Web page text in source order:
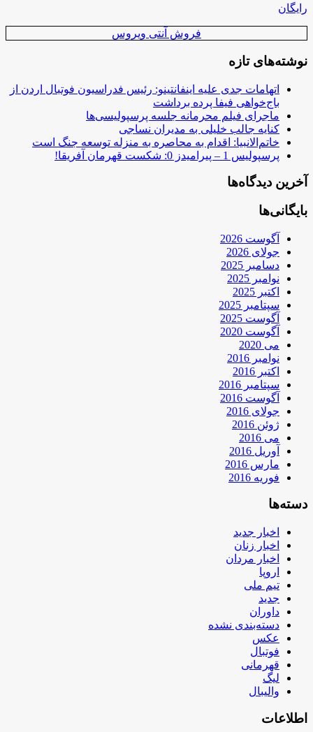
رایگان
فروش آنتی ویروس
نوشته‌های تازه
اتهامات جدی علیه اینفانتینو: رئیس فدراسیون فوتبال اردن از
باج‌خواهی فیفا پرده برداشت
ماجرای فیلم محرمانه جلسه پرسپولیسی‌ها
کنایه جالب خلیلی به مدیران نساجی
خاتم‌الانبیا: اقدام به محاصره به منزله توسعه جنگ است
پرسپولیس 1 – پیرامیدز 0: شکست قهرمان آفریقا!
آخرین دیدگاه‌ها
بایگانی‌ها
آگوست 2026
جولای 2026
دسامبر 2025
نوامبر 2025
اکتبر 2025
سپتامبر 2025
آگوست 2025
آگوست 2020
می 2020
نوامبر 2016
اکتبر 2016
سپتامبر 2016
آگوست 2016
جولای 2016
ژوئن 2016
می 2016
آوریل 2016
مارس 2016
فوریه 2016
دسته‌ها
اخبار جدید
اخبار زنان
اخبار مردان
اروپا
تیم ملی
جدید
داوران
دسته‌بندی نشده
عکس
فوتبال
قهرمانی
لیگ
والیبال
اطلاعات